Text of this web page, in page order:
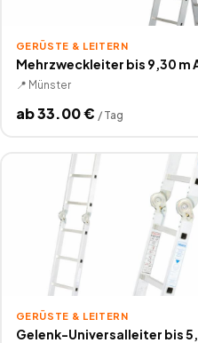
GERÜSTE & LEITERN
Mehrzweckleiter bis 9,30
📍 Münster
ab33.00€ / Tag
GERÜSTE & LEITERN
Gelenk-Universalleiter bis